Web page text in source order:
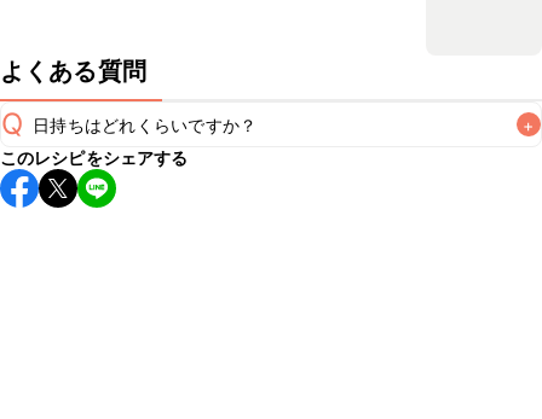
よくある質問
Q 日持ちはどれくらいですか？ +
保存期間は冷蔵で翌日中が目安です。なるべくお早めにお召
し上がりください。
このレシピをシェアする